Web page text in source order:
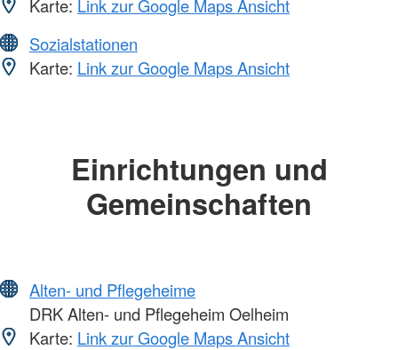
Karte: Link zur Google Maps Ansicht
Sozialstationen
Karte: Link zur Google Maps Ansicht
Einrichtungen und
Gemeinschaften
Alten- und Pflegeheime
DRK Alten- und Pflegeheim Oelheim
Karte: Link zur Google Maps Ansicht